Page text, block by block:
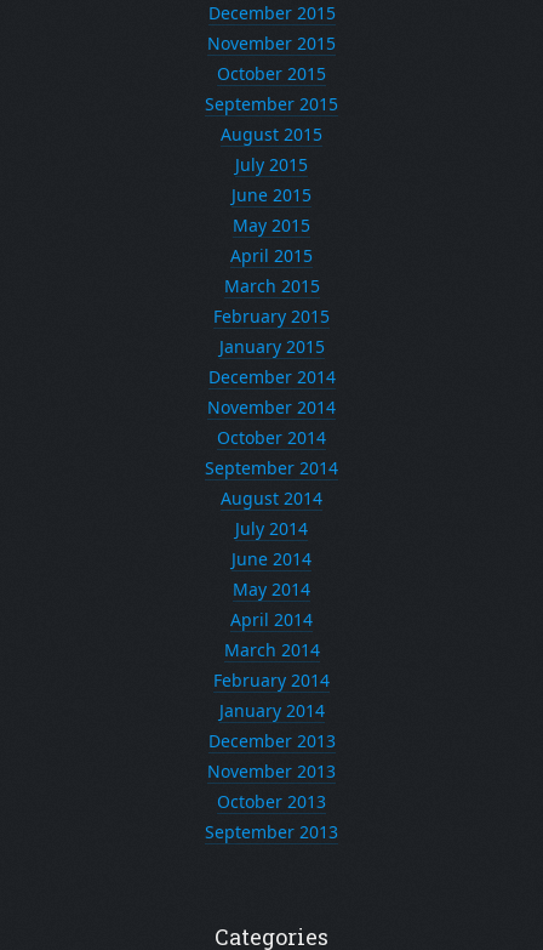
December 2015
November 2015
October 2015
September 2015
August 2015
July 2015
June 2015
May 2015
April 2015
March 2015
February 2015
January 2015
December 2014
November 2014
October 2014
September 2014
August 2014
July 2014
June 2014
May 2014
April 2014
March 2014
February 2014
January 2014
December 2013
November 2013
October 2013
September 2013
Categories